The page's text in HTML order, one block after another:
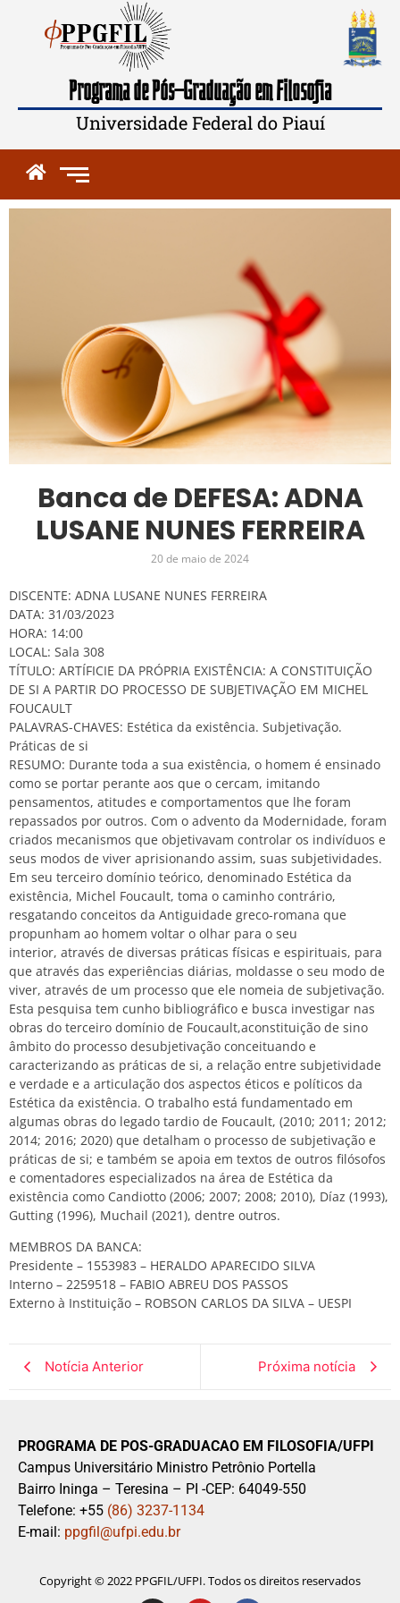
Programa de Pós-Graduação em Filosofia
Universidade Federal do Piauí
Banca de DEFESA: ADNA
LUSANE NUNES FERREIRA
20 de maio de 2024
DISCENTE: ADNA LUSANE NUNES FERREIRA
DATA: 31/03/2023
HORA: 14:00
LOCAL: Sala 308
TÍTULO: ARTÍFICIE DA PRÓPRIA EXISTÊNCIA: A CONSTITUIÇÃO
DE SI A PARTIR DO PROCESSO DE SUBJETIVAÇÃO EM MICHEL
FOUCAULT
PALAVRAS-CHAVES: Estética da existência. Subjetivação.
Práticas de si
RESUMO: Durante toda a sua existência, o homem é ensinado
como se portar perante aos que o cercam, imitando
pensamentos, atitudes e comportamentos que lhe foram
repassados por outros. Com o advento da Modernidade, foram
criados mecanismos que objetivavam controlar os indivíduos e
seus modos de viver aprisionando assim, suas subjetividades.
Em seu terceiro domínio teórico, denominado Estética da
existência, Michel Foucault, toma o caminho contrário,
resgatando conceitos da Antiguidade greco-romana que
propunham ao homem voltar o olhar para o seu
interior, através de diversas práticas físicas e espirituais, para
que através das experiências diárias, moldasse o seu modo de
viver, através de um processo que ele nomeia de subjetivação.
Esta pesquisa tem cunho bibliográfico e busca investigar nas
obras do terceiro domínio de Foucault,aconstituição de sino
âmbito do processo desubjetivação conceituando e
caracterizando as práticas de si, a relação entre subjetividade
e verdade e a articulação dos aspectos éticos e políticos da
Estética da existência. O trabalho está fundamentado em
algumas obras do legado tardio de Foucault, (2010; 2011; 2012;
2014; 2016; 2020) que detalham o processo de subjetivação e
práticas de si; e também se apoia em textos de outros filósofos
e comentadores especializados na área de Estética da
existência como Candiotto (2006; 2007; 2008; 2010), Díaz (1993),
Gutting (1996), Muchail (2021), dentre outros.
MEMBROS DA BANCA:
Presidente – 1553983 – HERALDO APARECIDO SILVA
Interno – 2259518 – FABIO ABREU DOS PASSOS
Externo à Instituição – ROBSON CARLOS DA SILVA – UESPI
Notícia Anterior Próxima notícia
PROGRAMA DE POS-GRADUACAO EM FILOSOFIA/UFPI
Campus Universitário Ministro Petrônio Portella
Bairro Ininga – Teresina – PI -CEP: 64049-550
Telefone: +55 (86) 3237-1134
E-mail: ppgfil@ufpi.edu.br
Copyright © 2022 PPGFIL/UFPI. Todos os direitos reservados